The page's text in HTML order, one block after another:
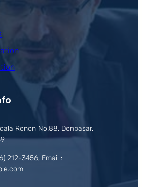
Renon No.88, Denpasar,
212-3456, Email :